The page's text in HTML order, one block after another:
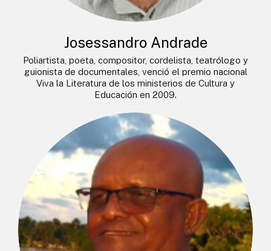
Josessandro Andrade
Poliartista, poeta, compositor, cordelista, teatrólogo y
guionista de documentales, venció el premio nacional
Viva la Literatura de los ministerios de Cultura y
Educación en 2009.